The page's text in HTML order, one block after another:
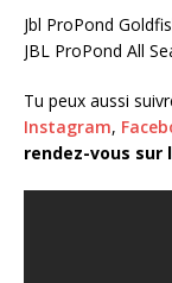
Jbl ProPond
JBL ProPond All
Tu peux aussi
Instagram,
rendez-vous sur